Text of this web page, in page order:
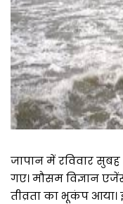
जापान में रविवार
गए। मौसम विज्ञान
तीव्रता का भूकंप